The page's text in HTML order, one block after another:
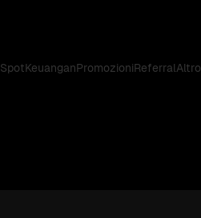
SpotKeuanganPromozioniReferralAltro